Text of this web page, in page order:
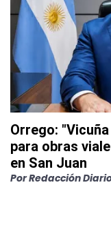
Orrego:
para obras
en San Juan
PorRedacción